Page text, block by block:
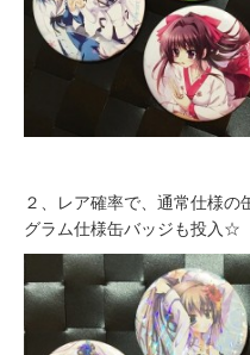
２、レア確率で、通常仕様の
グラム仕様缶バッジも投入☆